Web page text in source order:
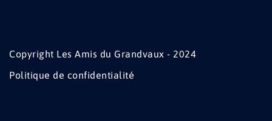
Copyright Les Amis du Grandvaux - 2024
Politique de confidentialité